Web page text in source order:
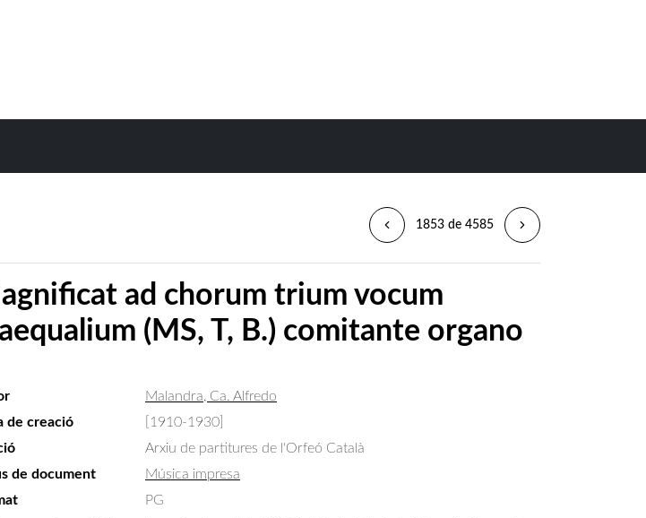
1853 de 4585
ad chorum trium vocum
(MS, T, B.) comitante organo
Malandra, Ca. Alfredo
de creació
[1910-1930]
Arxiu de partitures de l'Orfeó Català
de document
Música impresa
PG